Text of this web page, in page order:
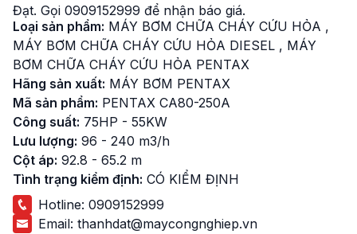
Đạt. Gọi 0909152999 để nhận báo giá.
Loại sản phẩm: MÁY BƠM CHỮA CHÁY CỨU HỎA ,
MÁY BƠM CHỮA CHÁY CỨU HỎA DIESEL , MÁY
BƠM CHỮA CHÁY CỨU HỎA PENTAX
Hãng sản xuất: MÁY BƠM PENTAX
Mã sản phẩm: PENTAX CA80-250A
Công suất: 75HP - 55KW
Lưu lượng: 96 - 240 m3/h
Cột áp: 92.8 - 65.2 m
Tình trạng kiểm định: CÓ KIỂM ĐỊNH
Hotline: 0909152999
Email: thanhdat@maycongnghiep.vn